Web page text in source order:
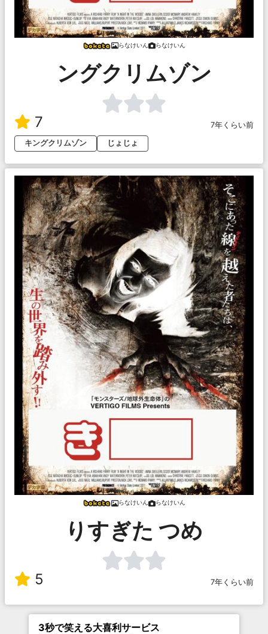
らなけいん らなけいん
ングクリムゾン
7
7年くらい前
キングクリムゾン
じょじょ
らなけいん らなけいん
りすぎた つめ
5 7年くらい前
3秒で笑える大喜利サービス